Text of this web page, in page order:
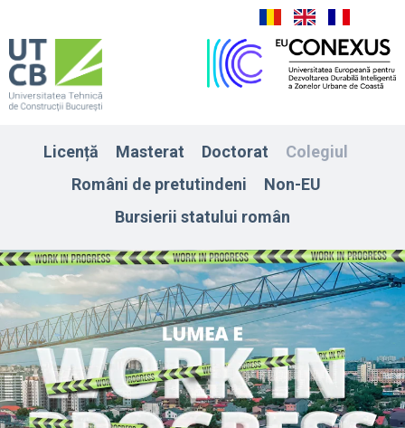
Licență Masterat Doctorat
Colegiul
Români de pretutindeni
Non-EU
Bursierii statului român